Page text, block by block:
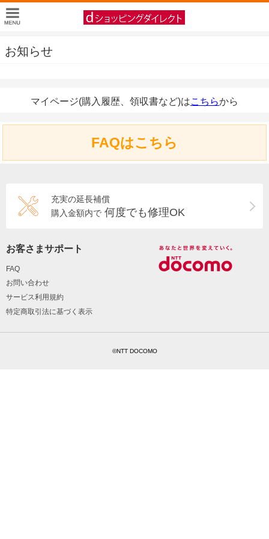
お知らせ
マイページ(購入履歴、領収書など)はこちらから
FAQはこちら
充実の延長補償
購入金額内で 何度でも修理OK
お客さまサポート
FAQ
お問い合わせ
サービス利用規約
特定商取引法に基づく表示
©NTT DOCOMO